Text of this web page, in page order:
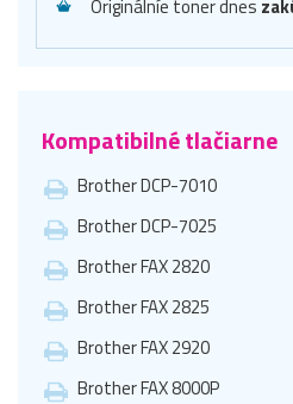
Originálníe toner dnes
Kompatibilné tlačiarne
Brother DCP-7010
Brother DCP-7025
Brother FAX 2820
Brother FAX 2825
Brother FAX 2920
Brother FAX 8000P